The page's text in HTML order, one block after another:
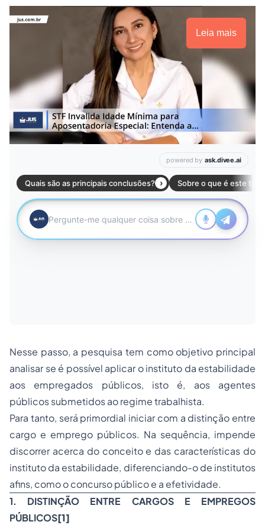
Leia mais
Nesse passo, a pesquisa tem como objetivo principal
analisar se é possível aplicar o instituto da estabilidade
aos empregados públicos, isto é, aos agentes
públicos submetidos ao regime trabalhista.
Para tanto, será primordial iniciar com a distinção entre
cargo e emprego públicos. Na sequência, impende
discorrer acerca do conceito e das características do
instituto da estabilidade, diferenciando-o de institutos
afins, como o concurso público e a efetividade.
1. DISTINÇÃO ENTRE CARGOS E EMPREGOS
PÚBLICOS[1]